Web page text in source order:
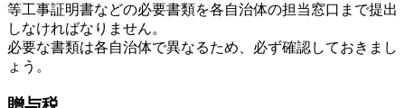
等工事証明書などの必要書類を各自治体の担当窓口まで提出
しなければなりません。
必要な書類は各自治体で異なるため、必ず確認しておきまし
ょう。